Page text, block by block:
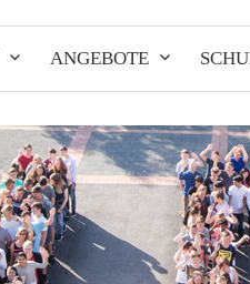
ANGEBOTE